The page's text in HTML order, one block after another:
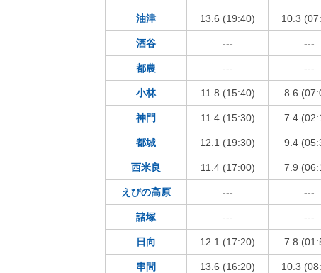
油津 13.6 (19:40) 10.3
酒谷 --- ---
都農 --- ---
小林 11.8 (15:40) 8.6
神門 11.4 (15:30) 7.4
都城 12.1 (19:30) 9.4
西米良 11.4 (17:00) 7.9
えびの高原 --- ---
諸塚 --- ---
日向 12.1 (17:20) 7.8
串間 13.6 (16:20) 10.3